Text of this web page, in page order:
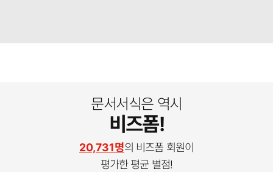
문서서식은 역시
비즈폼!
20,731명의 비즈폼 회원이
평가한 평균 별점!